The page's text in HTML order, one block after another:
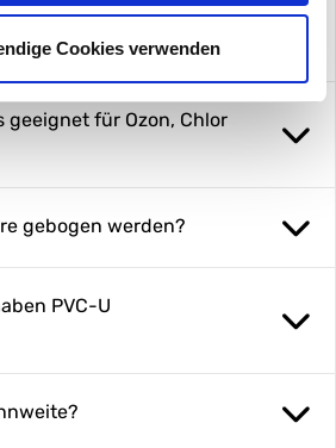
Cookies verwenden
mit anderen Rohren
werden?
geeignet für Ozon, Chlor
gebogen werden?
PVC-U